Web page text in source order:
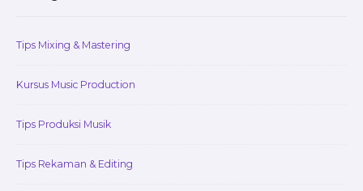
Tips Mixing & Mastering
Kursus Music Production
Tips Produksi Musik
Tips Rekaman & Editing